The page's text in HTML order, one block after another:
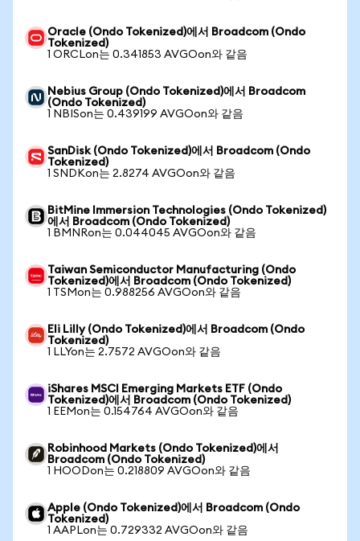
Oracle (Ondo Tokenized)에서 Broadcom (Ondo
Tokenized)
1 ORCLon는 0.341853 AVGOon와 같음
Nebius Group (Ondo Tokenized)에서 Broadcom
(Ondo Tokenized)
1 NBISon는 0.439199 AVGOon와 같음
SanDisk (Ondo Tokenized)에서 Broadcom (Ondo
Tokenized)
1 SNDKon는 2.8274 AVGOon와 같음
BitMine Immersion Technologies (Ondo Tokenized)
에서 Broadcom (Ondo Tokenized)
1 BMNRon는 0.044045 AVGOon와 같음
Taiwan Semiconductor Manufacturing (Ondo
Tokenized)에서 Broadcom (Ondo Tokenized)
1 TSMon는 0.988256 AVGOon와 같음
Eli Lilly (Ondo Tokenized)에서 Broadcom (Ondo
Tokenized)
1 LLYon는 2.7572 AVGOon와 같음
iShares MSCI Emerging Markets ETF (Ondo
Tokenized)에서 Broadcom (Ondo Tokenized)
1 EEMon는 0.154764 AVGOon와 같음
Robinhood Markets (Ondo Tokenized)에서
Broadcom (Ondo Tokenized)
1 HOODon는 0.218809 AVGOon와 같음
Apple (Ondo Tokenized)에서 Broadcom (Ondo
Tokenized)
1 AAPLon는 0.729332 AVGOon와 같음